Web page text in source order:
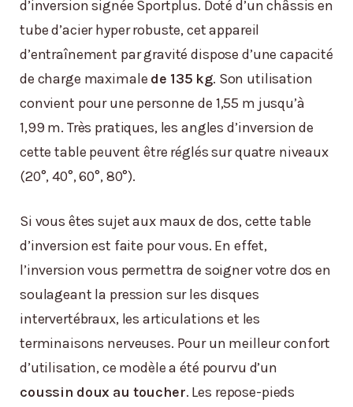
d’inversion signée Sportplus. Doté d’un châssis en
tube d’acier hyper robuste, cet appareil
d’entraînement par gravité dispose d’une capacité
de charge maximale de 135 kg. Son utilisation
convient pour une personne de 1,55 m jusqu’à
1,99 m. Très pratiques, les angles d’inversion de
cette table peuvent être réglés sur quatre niveaux
(20°, 40°, 60°, 80°).
Si vous êtes sujet aux maux de dos, cette table
d’inversion est faite pour vous. En effet,
l’inversion vous permettra de soigner votre dos en
soulageant la pression sur les disques
intervertébraux, les articulations et les
terminaisons nerveuses. Pour un meilleur confort
d’utilisation, ce modèle a été pourvu d’un
coussin doux au toucher. Les repose-pieds